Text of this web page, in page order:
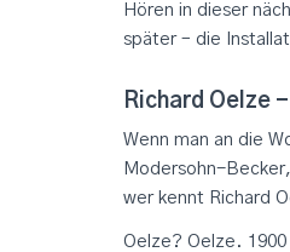
Hören in dieser
später – die
Richard Oelze
Wenn man an die
Modersohn-
wer kennt Richard
Oelze? Oelze. 1900